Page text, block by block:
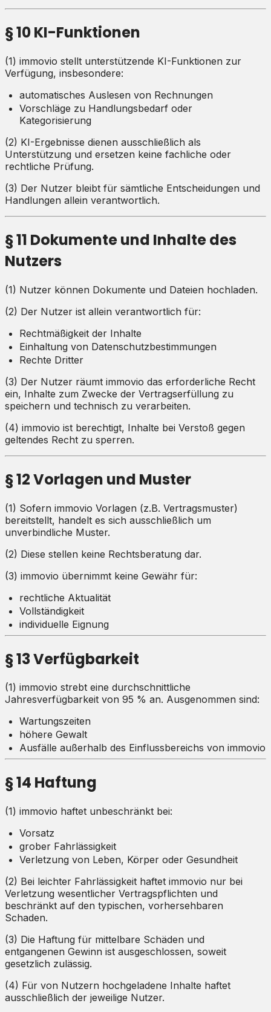
§ 10 KI-Funktionen
(1) immovio stellt unterstützende KI-Funktionen zur
Verfügung, insbesondere:
automatisches Auslesen von Rechnungen
Vorschläge zu Handlungsbedarf oder
Kategorisierung
(2) KI-Ergebnisse dienen ausschließlich als
Unterstützung und ersetzen keine fachliche oder
rechtliche Prüfung.
(3) Der Nutzer bleibt für sämtliche Entscheidungen und
Handlungen allein verantwortlich.
§ 11 Dokumente und Inhalte des
Nutzers
(1) Nutzer können Dokumente und Dateien hochladen.
(2) Der Nutzer ist allein verantwortlich für:
Rechtmäßigkeit der Inhalte
Einhaltung von Datenschutzbestimmungen
Rechte Dritter
(3) Der Nutzer räumt immovio das erforderliche Recht
ein, Inhalte zum Zwecke der Vertragserfüllung zu
speichern und technisch zu verarbeiten.
(4) immovio ist berechtigt, Inhalte bei Verstoß gegen
geltendes Recht zu sperren.
§ 12 Vorlagen und Muster
(1) Sofern immovio Vorlagen (z.B. Vertragsmuster)
bereitstellt, handelt es sich ausschließlich um
unverbindliche Muster.
(2) Diese stellen keine Rechtsberatung dar.
(3) immovio übernimmt keine Gewähr für:
rechtliche Aktualität
Vollständigkeit
individuelle Eignung
§ 13 Verfügbarkeit
(1) immovio strebt eine durchschnittliche
Jahresverfügbarkeit von 95 % an. Ausgenommen sind:
Wartungszeiten
höhere Gewalt
Ausfälle außerhalb des Einflussbereichs von immovio
§ 14 Haftung
(1) immovio haftet unbeschränkt bei:
Vorsatz
grober Fahrlässigkeit
Verletzung von Leben, Körper oder Gesundheit
(2) Bei leichter Fahrlässigkeit haftet immovio nur bei
Verletzung wesentlicher Vertragspflichten und
beschränkt auf den typischen, vorhersehbaren
Schaden.
(3) Die Haftung für mittelbare Schäden und
entgangenen Gewinn ist ausgeschlossen, soweit
gesetzlich zulässig.
(4) Für von Nutzern hochgeladene Inhalte haftet
ausschließlich der jeweilige Nutzer.